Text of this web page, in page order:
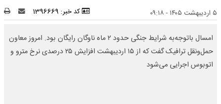
۵ اردیبهشت ۱۴۰۵ - ۰۹:۱۸ کد خبر: 1396669
امسال باتوجه‌به شرایط جنگی حدود ۲ ماه ناوگان رایگان بود. امروز معاون
حمل‌ونقل ترافیک گفت که از ۱۵ اردیبهشت افزایش ۲۵ درصدی نرخ مترو و
اتوبوس اجرایی می‌شود